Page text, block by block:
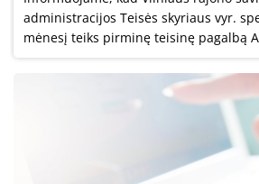
administracijos Teisės skyriaus vyr.
mėnesį teiks pirminę teisinę pagalbą
Mickūnų seniūnijose.